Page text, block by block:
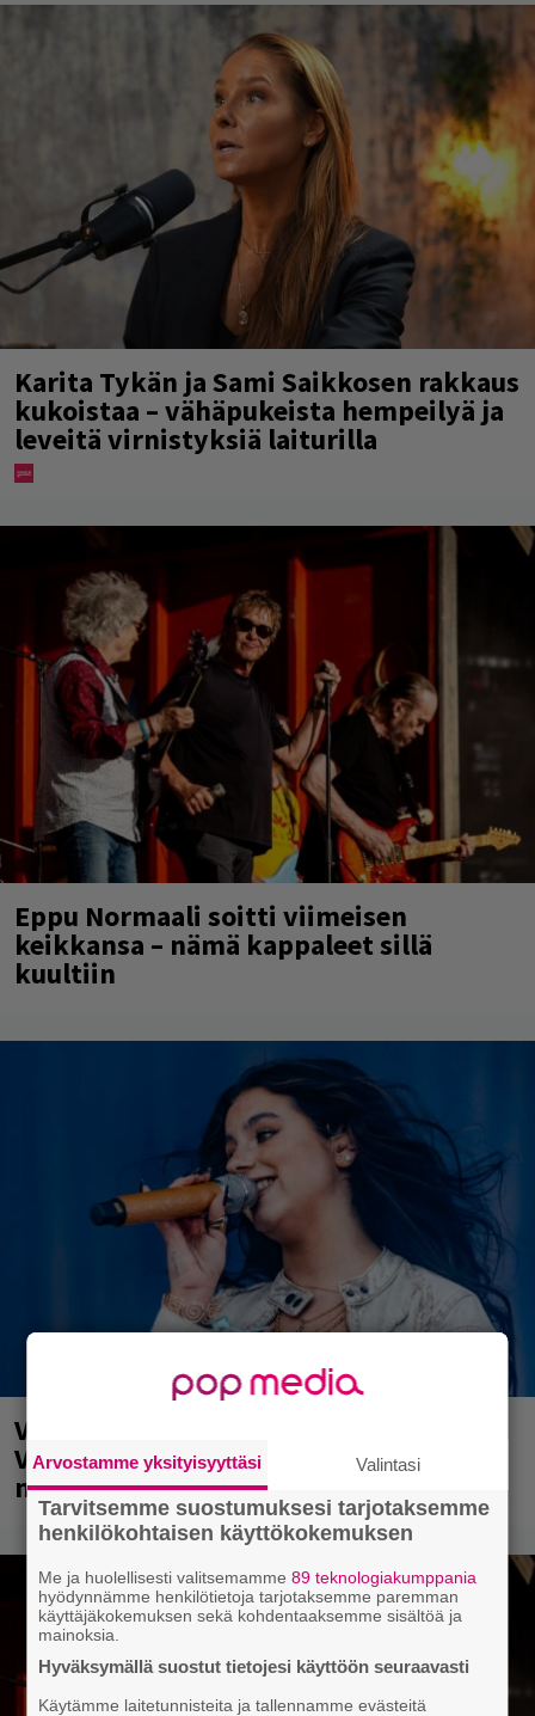
Karita Tykän ja Sami Saikkosen rakkaus
kukoistaa – vähäpukeista hempeilyä ja
leveitä virnistyksiä laiturilla
Eppu Normaali soitti viimeisen
keikkansa – nämä kappaleet sillä
kuultiin
Valtava Yle 100 vuotta -tapahtuma
Veikkaus Arenalla syyskuussa – muista
myös metalliklassikot-konsertti
Arvostamme yksityisyyttäsi Valintasi
Tarvitsemme suostumuksesi tarjotaksemme
henkilökohtaisen käyttökokemuksen
Me ja huolellisesti valitsemamme89 teknologiakumppania
hyödynnämme henkilötietoja tarjotaksemme paremman
käyttäjäkokemuksen sekä kohdentaaksemme sisältöä ja
mainoksia.
Hyväksymällä suostut tietojesi käyttöön seuraavasti
Käytämme laitetunnisteita ja tallennamme evästeitä